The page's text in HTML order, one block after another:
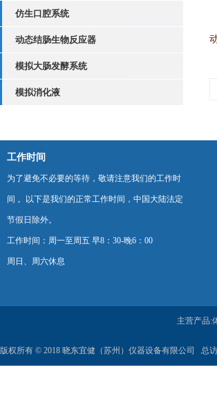
仿生口腔系统
动态结肠生物反应器
模拟大肠发酵系统
模拟消化液
工作时间
为了避免不必要的等待，敬请注意我们的工作时
间 。以下是我们的正常工作时间，中国大陆法定
节假日除外。
工作时间：周一至周五 早8：30-晚6：00
周日、周六休息
主营产品:
版权所有 © 2018 晓东宜健（苏州）仪器设备有限公司 总访